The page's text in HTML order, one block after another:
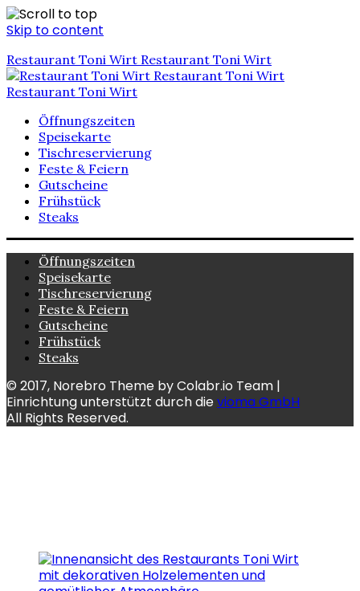
Skip to content
Restaurant Toni Wirt Restaurant Toni Wirt
Restaurant Toni Wirt
Restaurant Toni Wirt
Öffnungszeiten
Speisekarte
Tischreservierung
Feste & Feiern
Gutscheine
Frühstück
Steaks
Öffnungszeiten
Speisekarte
Tischreservierung
Feste & Feiern
Gutscheine
Frühstück
Steaks
© 2017, Norebro Theme by Colabr.io Team |
Einrichtung unterstützt durch dievioma GmbH
All Rights Reserved.